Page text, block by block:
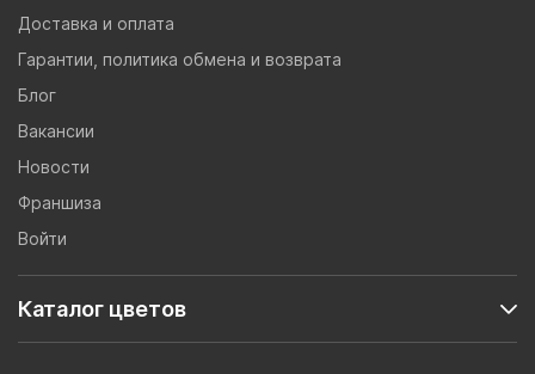
Доставка и оплата
Гарантии, политика обмена и возврата
Блог
Вакансии
Новости
Франшиза
Войти
Каталог цветов